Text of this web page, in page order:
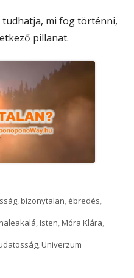
tudhatja, mi fog történni,
pillanat.
,bizonytalan, ébredés,
,Isten,Móra Klára,
,Univerzum